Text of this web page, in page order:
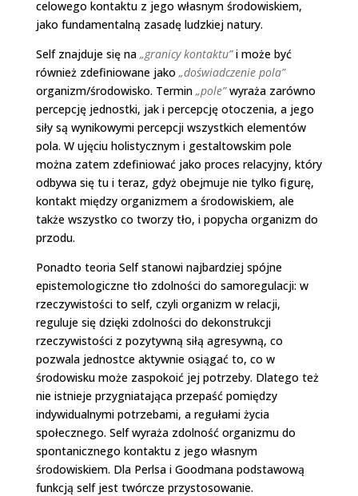
celowego kontaktu z jego własnym środowiskiem,
jako fundamentalną zasadę ludzkiej natury.
Self znajduje się na „granicy kontaktu”i może być
również zdefiniowane jako „doświadczenie pola”
organizm/środowisko. Termin „pole”wyraża zarówno
percepcję jednostki, jak i percepcję otoczenia, a jego
siły są wynikowymi percepcji wszystkich elementów
pola. W ujęciu holistycznym i gestaltowskim pole
można zatem zdefiniować jako proces relacyjny, który
odbywa się tu i teraz, gdyż obejmuje nie tylko figurę,
kontakt między organizmem a środowiskiem, ale
także wszystko co tworzy tło, i popycha organizm do
przodu.
Ponadto teoria Self stanowi najbardziej spójne
epistemologiczne tło zdolności do samoregulacji: w
rzeczywistości to self, czyli organizm w relacji,
reguluje się dzięki zdolności do dekonstrukcji
rzeczywistości z pozytywną siłą agresywną, co
pozwala jednostce aktywnie osiągać to, co w
środowisku może zaspokoić jej potrzeby. Dlatego też
nie istnieje przygniatająca przepaść pomiędzy
indywidualnymi potrzebami, a regułami życia
społecznego. Self wyraża zdolność organizmu do
spontanicznego kontaktu z jego własnym
środowiskiem. Dla Perlsa i Goodmana podstawową
funkcją self jest twórcze przystosowanie.